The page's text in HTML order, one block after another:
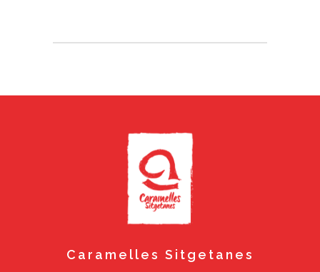
Caramelles Sitgetanes